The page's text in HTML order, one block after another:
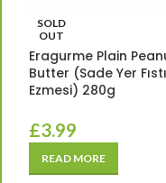
SOLD
OUT
Eragurme Plain
Butter (Sade Yer
Ezmesi) 280g
£3.99
READ MORE